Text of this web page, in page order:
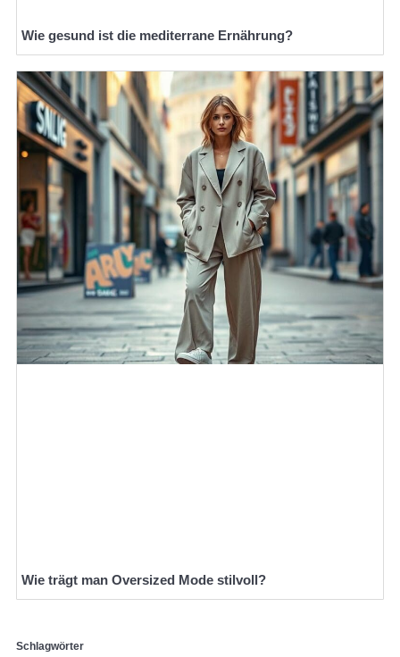
Wie gesund ist die mediterrane Ernährung?
Wie trägt man Oversized Mode stilvoll?
Schlagwörter